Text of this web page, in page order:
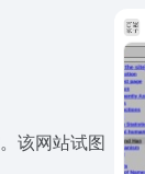
该网站试图